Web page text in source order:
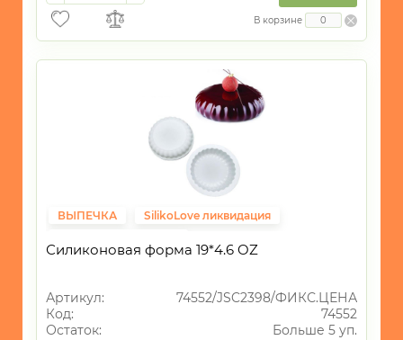
В корзине
ВЫПЕЧКА
SilikoLove ликвидация
Силиконовая форма 19*4.6 OZ
Артикул:
74552/JSC2398/ФИКС.ЦЕНА
Код:
74552
Остаток:
Больше 5 уп.